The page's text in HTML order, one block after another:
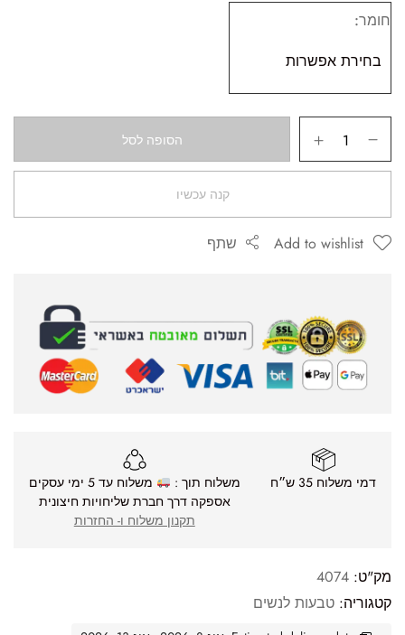
חומר
הסופה לסל
קנה עכשיו
Add to wishlist שתף
דמי משלוח 35 ש״ח משלוח תוך :
משלוח עד 5 ימי עסקים
אספקה דרך חברת שליחויות חיצונית
תקנון משלוח ו- החזרות
מק"ט: 4074
קטגוריה: טבעות לנשים